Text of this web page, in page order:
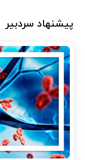
پیشنهاد سردبیر